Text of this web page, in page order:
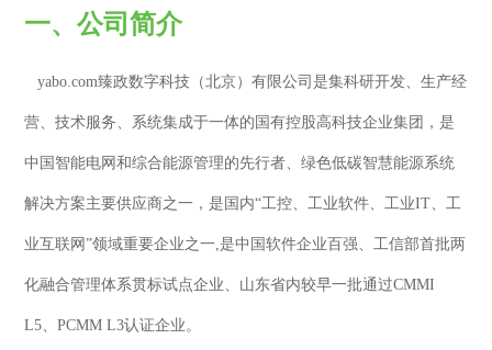
一、公司简介
yabo.com臻政数字科技（北京）有限公司是集科研开发、生产经
营、技术服务、系统集成于一体的国有控股高科技企业集团，是
中国智能电网和综合能源管理的先行者、绿色低碳智慧能源系统
解决方案主要供应商之一，是国内“工控、工业软件、工业IT、工
业互联网”领域重要企业之一,是中国软件企业百强、工信部首批两
化融合管理体系贯标试点企业、山东省内较早一批通过CMMI
L5、PCMM L3认证企业。